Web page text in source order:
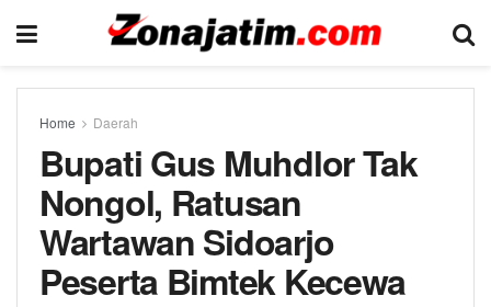
Home Daerah
Bupati Gus Muhdlor Tak
Nongol, Ratusan
Wartawan Sidoarjo
Peserta Bimtek Kecewa